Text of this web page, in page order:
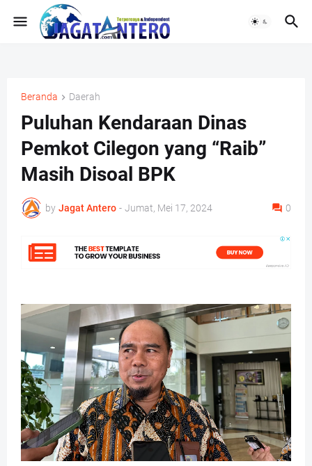
Beranda Daerah
Puluhan Kendaraan Dinas
Pemkot Cilegon yang “Raib”
Masih Disoal BPK
by Jagat Antero - Jumat, Mei 17, 2024 0